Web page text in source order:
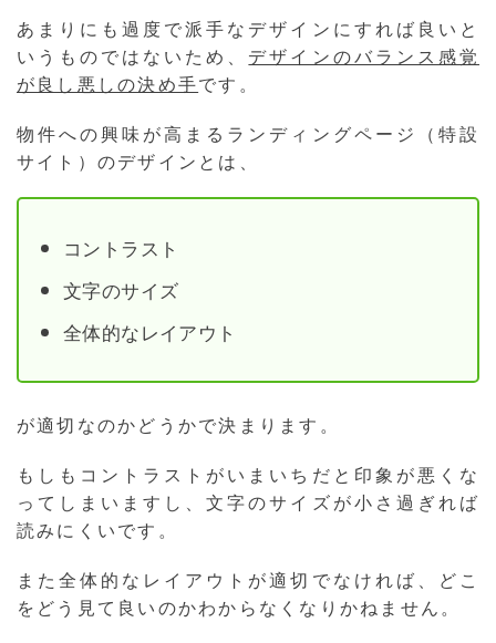
あまりにも過度で派手なデザインにすれば良いと
いうものではないため、 デザインのバランス感覚
が良し悪しの決め手です。
物件への興味が高まるランディングページ（特設
サイト）のデザインとは、
コントラスト
文字のサイズ
全体的なレイアウト
が適切なのかどうかで決まります。
もしもコントラストがいまいちだと印象が悪くな
ってしまいますし、文字のサイズが小さ過ぎれば
読みにくいです。
また全体的なレイアウトが適切でなければ、どこ
をどう見て良いのかわからなくなりかねません。